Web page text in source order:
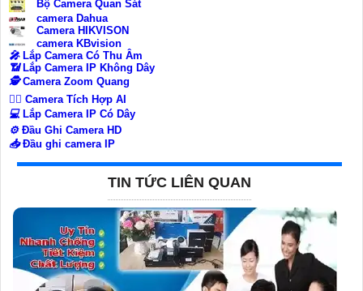
Bộ Camera Quan Sát
camera Dahua
Camera HIKVISON
camera KBvision
️🎤️ Lắp Camera Có Thu Âm
📶 Lắp Camera IP Không Dây
🕵️Camera Zoom Quang
🧛‍♀️ Camera Tích Hợp AI
💻Lắp Camera IP Có Dây
⚙️Đầu Ghi Camera HD
📥Đầu ghi camera IP
TIN TỨC LIÊN QUAN